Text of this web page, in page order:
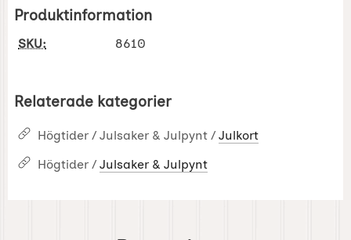
Produktinformation
SKU: 8610
Relaterade kategorier
Högtider / Julsaker & Julpynt / Julkort
Högtider / Julsaker & Julpynt